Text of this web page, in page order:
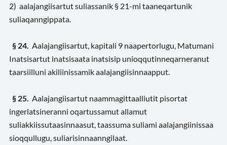
2) aalajangiisartut suliassanik § 21-mi taaneqartunik
suliaqanngippata.
§ 24. Aalajangiisartut, kapitali 9 naapertorlugu, Matumani
Inatsisartut inatsisaata inatsisip unioqqutinneqarneranut
taarsiilluni akiliinissamik aalajangiisinnaapput.
§ 25. Aalajangiisartut naammagittaalliutit pisortat
ingerlatsineranni oqartussamut allamut
suliakkiissutaasinnaasut, taassuma suliami aalajangiinissaa
sioqqullugu, suliarisinnaanngilaat.